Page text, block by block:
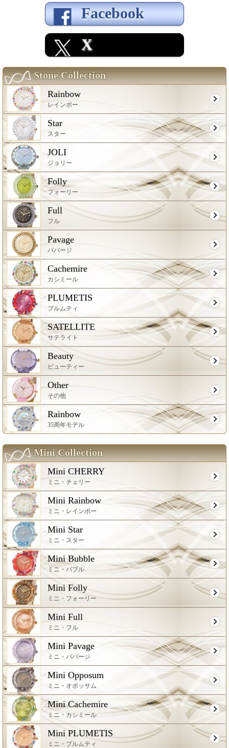
Facebook
X
Stone Collection
Rainbow
レインボー
Star
スター
JOLI
ジョリー
Folly
フォーリー
Full
フル
Pavage
パバージ
Cachemire
カシミール
PLUMETIS
プルムティ
SATELLITE
サテライト
Beauty
ビューティー
Other
その他
Rainbow
35周年モデル
Mini Collection
Mini CHERRY
ミニ・チェリー
Mini Rainbow
ミニ・レインボー
Mini Star
ミニ・スター
Mini Bubble
ミニ・バブル
Mini Folly
ミニ・フォーリー
Mini Full
ミニ・フル
Mini Pavage
ミニ・パバージ
Mini Opposum
ミニ・オポッサム
Mini Cachemire
ミニ・カシミール
Mini PLUMETIS
ミニ・プルムティ